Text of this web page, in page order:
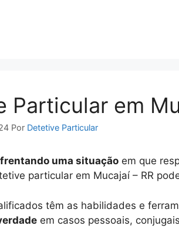
Particular em
Por Detetive Particular
uma situação em que
particular em Mucajaí – RR
têm as habilidades e
em casos pessoais,